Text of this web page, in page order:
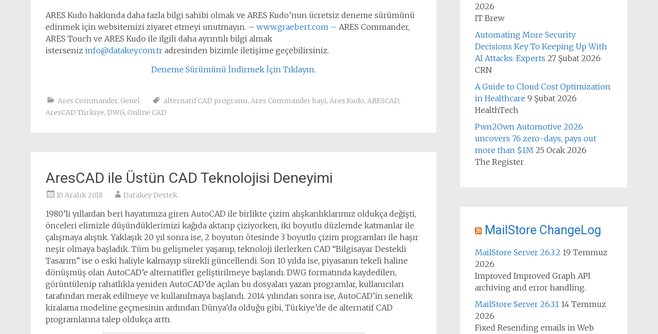
ARES Kudo hakkında daha fazla bilgi sahibi olmak ve ARES Kudo’nun ücretsiz deneme sürümünü
edinmek için websitemizi ziyaret etmeyi unutmayın. – www.graebert.com – ARES Commander,
ARES Touch ve ARES Kudo ile ilgili daha ayrıntılı bilgi almak
isterseniz info@datakey.com.tr adresinden bizimle iletişime geçebilirsiniz.
Deneme Sürümünü İndirmek İçin Tıklayın.
Ares Commander, Genel alternatif CAD programı, Ares Commander bayi, Ares Kudo, ARESCAD,
AresCAD Türkiye, DWG, Online CAD
AresCAD ile Üstün CAD Teknolojisi Deneyimi
10 Aralık 2018 Datakey Destek
1980’li yıllardan beri hayatımıza giren AutoCAD ile birlikte çizim alışkanlıklarımız oldukça değişti,
önceleri elimizle düşündüklerimizi kağıda aktarıp çiziyorken, iki boyutlu düzlemde katmanlar ile
çalışmaya alıştık. Yaklaşık 20 yıl sonra ise, 2 boyutun ötesinde 3 boyutlu çizim programları ile haşır
neşir olmaya başladık. Tüm bu gelişmeler yaşanıp, teknoloji ilerlerken CAD “Bilgisayar Destekli
Tasarım” ise o eski haliyle kalmayıp sürekli güncellendi. Son 10 yılda ise, piyasanın tekeli haline
dönüşmüş olan AutoCAD’e alternatifler geliştirilmeye başlandı. DWG formatında kaydedilen,
görüntülenip rahatlıkla yeniden AutoCAD’de açılan bu dosyaları yazan programlar, kullanıcıları
tarafından merak edilmeye ve kullanılmaya başlandı. 2014 yılından sonra ise, AutoCAD’in senelik
kiralama modeline geçmesinin ardından Dünya’da olduğu gibi, Türkiye’de de alternatif CAD
programlarına talep oldukça arttı.
2026
IT Brew
Automating More Security
Decisions Key To Keeping Up With
AI Attacks: Experts 27 Şubat 2026
CRN
A Guide to Cloud Cost Optimization
in Healthcare 9 Şubat 2026
HealthTech
Pwn2Own Automotive 2026
uncovers 76 zero-days, pays out
more than $1M 25 Ocak 2026
The Register
MailStore ChangeLog
MailStore Server 26.3.2 19 Temmuz
2026
Improved Improved Graph API
archiving and error handling.
MailStore Server 26.3.1 14 Temmuz
2026
Fixed Resending emails in Web